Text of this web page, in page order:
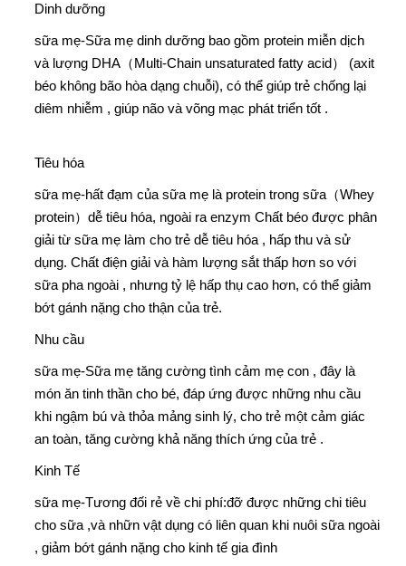
Dinh dưỡng
sữa mẹ-Sữa mẹ dinh dưỡng bao gồm protein miễn dịch
và lượng DHA（Multi-Chain unsaturated fatty acid） (axit
béo không bão hòa dạng chuỗi), có thể giúp trẻ chống lại
diêm nhiễm , giúp não và võng mạc phát triển tốt .
Tiêu hóa
sữa mẹ-hất đạm của sữa mẹ là protein trong sữa（Whey
protein）dễ tiêu hóa, ngoài ra enzym Chất béo được phân
giải từ sữa mẹ làm cho trẻ dễ tiêu hóa , hấp thu và sử
dụng. Chất điện giải và hàm lượng sắt thấp hơn so với
sữa pha ngoài , nhưng tỷ lệ hấp thụ cao hơn, có thể giảm
bớt gánh nặng cho thận của trẻ.
Nhu cầu
sữa mẹ-Sữa mẹ tăng cường tình cảm mẹ con , đây là
món ăn tinh thần cho bé, đáp ứng được những nhu cầu
khi ngậm bú và thỏa mảng sinh lý, cho trẻ một cảm giác
an toàn, tăng cường khả năng thích ứng của trẻ .
Kinh Tế
sữa mẹ-Tương đối rẻ về chi phí:đỡ được những chi tiêu
cho sữa ,và nhữn vật dụng có liên quan khi nuôi sữa ngoài
, giảm bớt gánh nặng cho kinh tế gia đình